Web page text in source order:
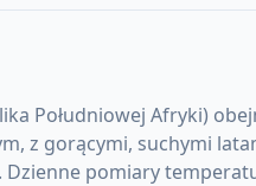
Południowej Afryki)
z gorącymi, suchymi
pomiary